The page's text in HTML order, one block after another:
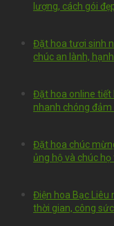
lượng, cách gói
Đặt hoa tươi sinh
chúc an lành,
Đặt hoa online tiết
nhanh chóng
Đặt hoa chúc
ủng hộ và chúc
Điện hoa Bạc Liêu
thời gian, công